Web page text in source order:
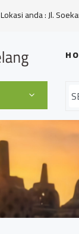
Lokasi anda : Jl.